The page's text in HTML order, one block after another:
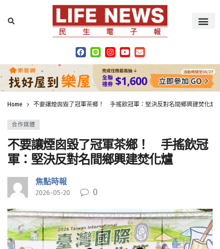
Home 不要讓煙囪毀了冠軍茶鄉！ 手搖飲冠軍：堅決反對名間鄉興建焚化爐
合作媒體
不要讓煙囪毀了冠軍茶鄉！ 手搖飲冠
軍：堅決反對名間鄉興建焚化爐
焦點時報
2026-05-20 0